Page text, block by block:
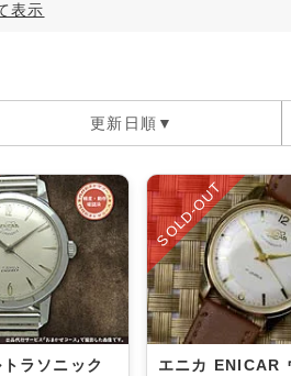
表示
更新日順▼
ラソニック
SOLD-OUT
エニカ ENICAR